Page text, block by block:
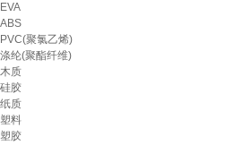
EVA
ABS
PVC(聚氯乙烯)
涤纶(聚酯纤维)
木质
硅胶
纸质
塑料
塑胶